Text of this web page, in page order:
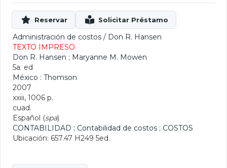
Administración de costos / Don R. Hansen
TEXTO IMPRESO
Don R. Hansen ; Maryanne M. Mowen
5a. ed
México : Thomson
2007
xxiii, 1006 p.
cuad.
Español (spa)
CONTABILIDAD ; Contabilidad de costos ; COSTOS
Ubicación: 657.47 H249 5ed.